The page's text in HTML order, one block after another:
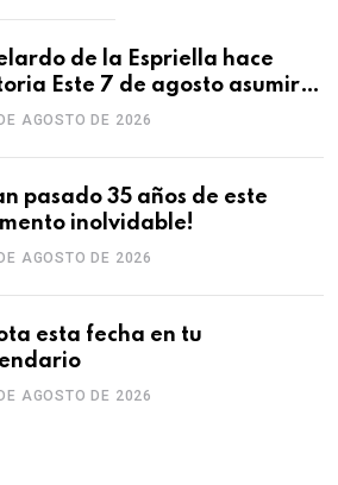
de la Espriella hace
Este 7 de agosto asumirá
con una posesión
AGOSTO DE 2026
pasado 35 años de este
inolvidable!
AGOSTO DE 2026
esta fecha en tu
AGOSTO DE 2026